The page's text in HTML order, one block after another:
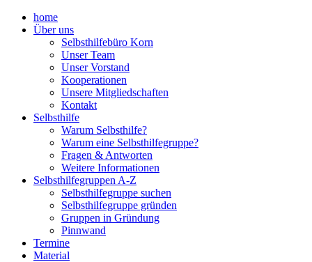
home
Über uns
Selbsthilfebüro Korn
Unser Team
Unser Vorstand
Kooperationen
Unsere Mitgliedschaften
Kontakt
Selbsthilfe
Warum Selbsthilfe?
Warum eine Selbsthilfegruppe?
Fragen & Antworten
Weitere Informationen
Selbsthilfegruppen A-Z
Selbsthilfegruppe suchen
Selbsthilfegruppe gründen
Gruppen in Gründung
Pinnwand
Termine
Material